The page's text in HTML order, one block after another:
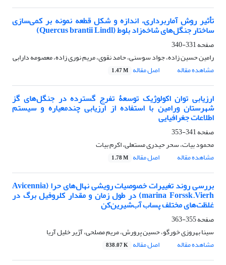
تأثیر روش آماربرداری، اندازه و شکل قطعه نمونه بر کمی‌سازی
ساختار جنگل‌های شاخه‌زاد بلوط (Quercus brantii Lindl)
صفحه331-340
رامین حسین زاده، جواد سوسنی، حامد نقوی، مریم نوری زاده، معصومه دارابی
مشاهده مقاله
اصل مقاله 1.47 M
ارزیابی توان اکولوژیک توسعۀ تفرج گسترده در جنگل‌های گز
شهرستان ورامین با استفاده از ارزیابی چندمعیاره و سیستم
اطلاعات جغرافیایی
صفحه341-353
محمود بیات، سحر حیدری مستعلی، اکرم بیات
مشاهده مقاله
اصل مقاله 1.78 M
بررسی روند تغییرات خصوصیات رویشی نهال‌های حرا (Avicennia
marina Forssk.Vierh) در طول زمان و مقدار کلروفیل برگ در
غلظت‌های مختلف پساب آب‌شیرین‌کن
صفحه355-363
سینا بهروزی خورگو، حسین پرورش، مریم مصلحی، آژیر خلیل آریا
مشاهده مقاله
اصل مقاله 838.07 K